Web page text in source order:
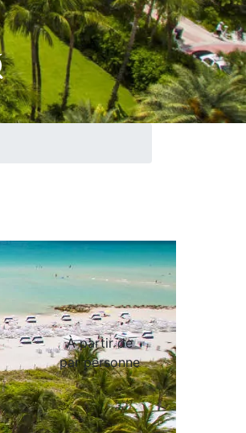
À partir de
par personne